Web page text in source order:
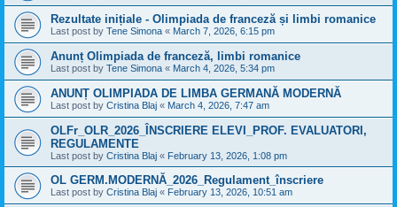
Rezultate inițiale - Olimpiada de franceză și limbi romanice
Last post by Tene Simona « March 7, 2026, 6:15 pm
Anunț Olimpiada de franceză, limbi romanice
Last post by Tene Simona « March 4, 2026, 5:34 pm
ANUNȚ OLIMPIADA DE LIMBA GERMANĂ MODERNĂ
Last post by Cristina Blaj « March 4, 2026, 7:47 am
OLFr_OLR_2026_ÎNSCRIERE ELEVI_PROF. EVALUATORI,
REGULAMENTE
Last post by Cristina Blaj « February 13, 2026, 1:08 pm
OL GERM.MODERNĂ_2026_Regulament_înscriere
Last post by Cristina Blaj « February 13, 2026, 10:51 am